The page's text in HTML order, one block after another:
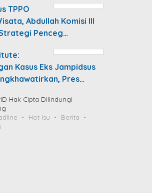
TPPO
Abdullah Komisi III
Penceg…
Kasus Eks Jampidsus
Pres…
Hak Cipta Dilindungi
Hot Isu
Berita